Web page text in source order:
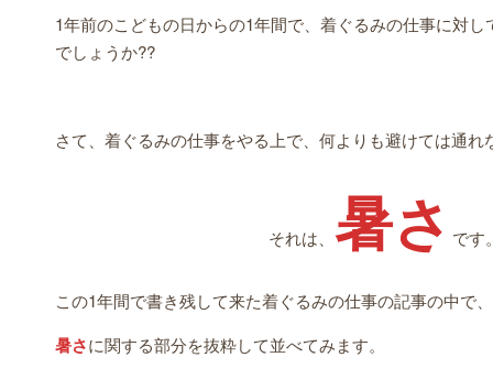
1年前のこどもの日からの1年間で、着ぐるみの仕事に対
でしょうか??
さて、着ぐるみの仕事をやる上で、何よりも避けては通れ
それは、 暑さ です
この1年間で書き残して来た着ぐるみの仕事の記事の中で、
暑さに関する部分を抜粋して並べてみます。